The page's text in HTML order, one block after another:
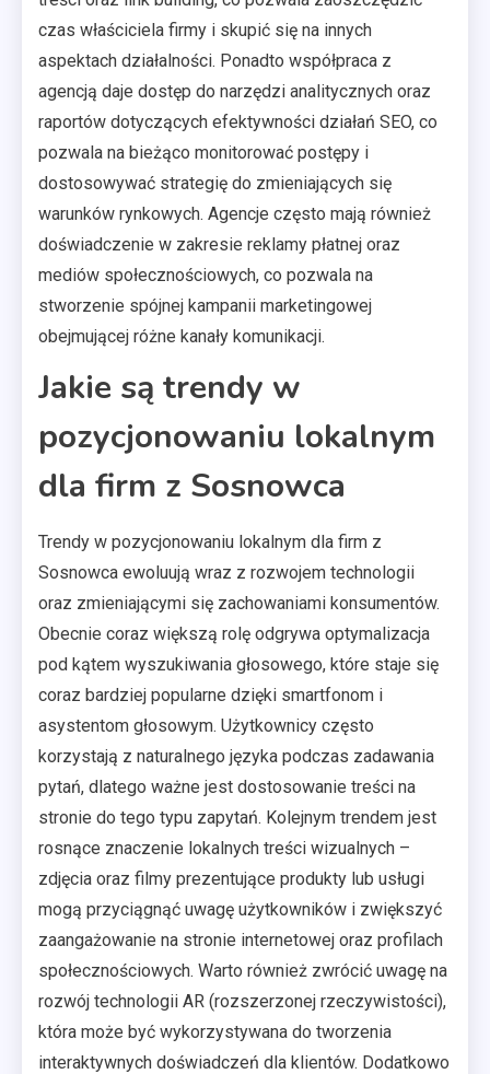
czas właściciela firmy i skupić się na innych
aspektach działalności. Ponadto współpraca z
agencją daje dostęp do narzędzi analitycznych oraz
raportów dotyczących efektywności działań SEO, co
pozwala na bieżąco monitorować postępy i
dostosowywać strategię do zmieniających się
warunków rynkowych. Agencje często mają również
doświadczenie w zakresie reklamy płatnej oraz
mediów społecznościowych, co pozwala na
stworzenie spójnej kampanii marketingowej
obejmującej różne kanały komunikacji.
Jakie są trendy w
pozycjonowaniu lokalnym
dla firm z Sosnowca
Trendy w pozycjonowaniu lokalnym dla firm z
Sosnowca ewoluują wraz z rozwojem technologii
oraz zmieniającymi się zachowaniami konsumentów.
Obecnie coraz większą rolę odgrywa optymalizacja
pod kątem wyszukiwania głosowego, które staje się
coraz bardziej popularne dzięki smartfonom i
asystentom głosowym. Użytkownicy często
korzystają z naturalnego języka podczas zadawania
pytań, dlatego ważne jest dostosowanie treści na
stronie do tego typu zapytań. Kolejnym trendem jest
rosnące znaczenie lokalnych treści wizualnych –
zdjęcia oraz filmy prezentujące produkty lub usługi
mogą przyciągnąć uwagę użytkowników i zwiększyć
zaangażowanie na stronie internetowej oraz profilach
społecznościowych. Warto również zwrócić uwagę na
rozwój technologii AR (rozszerzonej rzeczywistości),
która może być wykorzystywana do tworzenia
interaktywnych doświadczeń dla klientów. Dodatkowo